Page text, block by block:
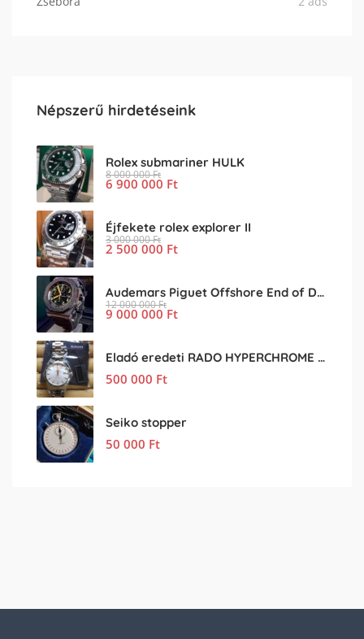
Népszerű hirdetéseink
Rolex submariner HULK
8 000 000Ft
6 900 000 Ft
Éjfekete rolex explorer II
3 000 000Ft
2 500 000 Ft
Audemars Piguet Offshore End of Days
12 000 000Ft
9 000 000 Ft
Eladó eredeti RADO HYPERCHROME férfi karóra
500 000 Ft
Seiko stopper
50 000 Ft